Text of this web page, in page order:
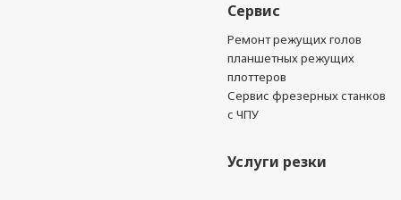
Сервис
Ремонт режущих голов
планшетных режущих
плоттеров
Сервис фрезерных станков
с ЧПУ
Услуги резки